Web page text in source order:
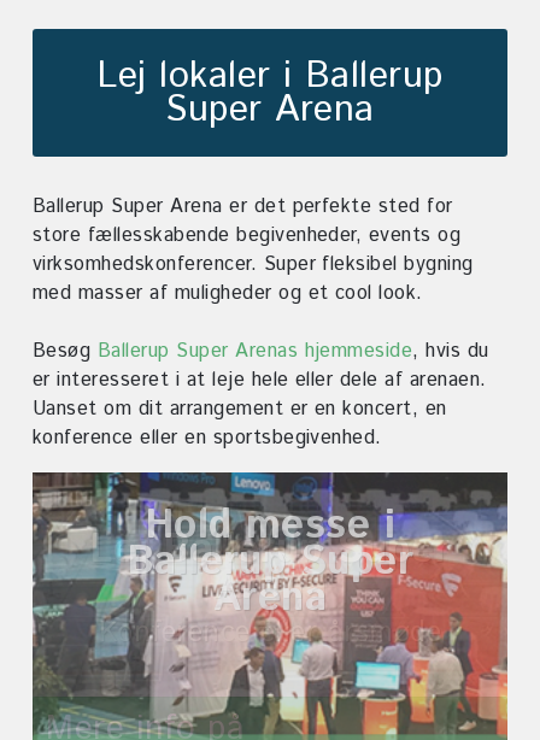
Lej lokaler i Ballerup
Super Arena
Ballerup Super Arena er det perfekte sted for
store fællesskabende begivenheder, events og
virksomhedskonferencer. Super fleksibel bygning
med masser af muligheder og et cool look.
Besøg Ballerup Super Arenas hjemmeside, hvis du
er interesseret i at leje hele eller dele af arenaen.
Uanset om dit arrangement er en koncert, en
konference eller en sportsbegivenhed.
Hold messe i
Ballerup Super
Arena
Mere info på